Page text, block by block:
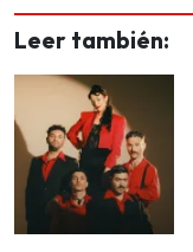
Leer también: